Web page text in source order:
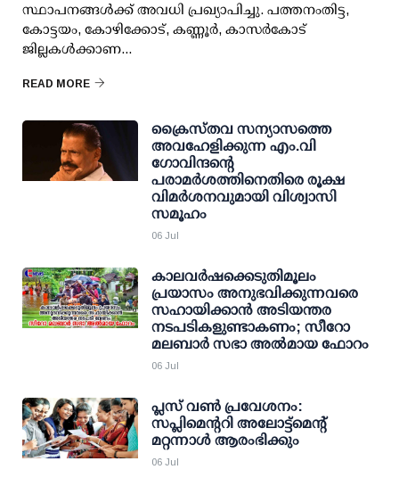
സ്ഥാപനങ്ങള്‍ക്ക് അവധി പ്രഖ്യാപിച്ചു. പത്തനംതിട്ട,
കോട്ടയം, കോഴിക്കോട്, കണ്ണൂര്‍, കാസര്‍കോട്
ജില്ലകള്‍ക്കാണ...
READ MORE
ക്രൈസ്തവ സന്യാസത്തെ
അവഹേളിക്കുന്ന എം.വി
ഗോവിന്ദന്റെ
പരാമര്‍ശത്തിനെതിരെ രൂക്ഷ
വിമര്‍ശനവുമായി വിശ്വാസി
സമൂഹം
06 Jul
കാലവർഷക്കെടുതിമൂലം
പ്രയാസം അനുഭവിക്കുന്നവരെ
സഹായിക്കാൻ അടിയന്തര
നടപടികളുണ്ടാകണം; സീറോ
മലബാർ സഭാ അൽമായ ഫോറം
06 Jul
പ്ലസ് വണ്‍ പ്രവേശനം:
സപ്ലിമെന്ററി അലോട്ട്മെന്റ്
മറ്റന്നാള്‍ ആരംഭിക്കും
06 Jul